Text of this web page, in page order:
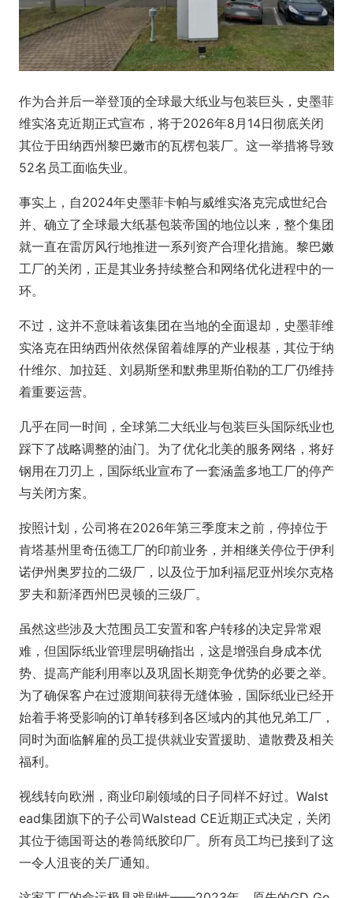
作为合并后一举登顶的全球最大纸业与包装巨头，史墨菲
维实洛克近期正式宣布，将于2026年8月14日彻底关闭
其位于田纳西州黎巴嫩市的瓦楞包装厂。这一举措将导致
52名员工面临失业。
事实上，自2024年史墨菲卡帕与威维实洛克完成世纪合
并、确立了全球最大纸基包装帝国的地位以来，整个集团
就一直在雷厉风行地推进一系列资产合理化措施。黎巴嫩
工厂的关闭，正是其业务持续整合和网络优化进程中的一
环。
不过，这并不意味着该集团在当地的全面退却，史墨菲维
实洛克在田纳西州依然保留着雄厚的产业根基，其位于纳
什维尔、加拉廷、刘易斯堡和默弗里斯伯勒的工厂仍维持
着重要运营。
几乎在同一时间，全球第二大纸业与包装巨头国际纸业也
踩下了战略调整的油门。为了优化北美的服务网络，将好
钢用在刀刃上，国际纸业宣布了一套涵盖多地工厂的停产
与关闭方案。
按照计划，公司将在2026年第三季度末之前，停掉位于
肯塔基州里奇伍德工厂的印前业务，并相继关停位于伊利
诺伊州奥罗拉的二级厂，以及位于加利福尼亚州埃尔克格
罗夫和新泽西州巴灵顿的三级厂。
虽然这些涉及大范围员工安置和客户转移的决定异常艰
难，但国际纸业管理层明确指出，这是增强自身成本优
势、提高产能利用率以及巩固长期竞争优势的必要之举。
为了确保客户在过渡期间获得无缝体验，国际纸业已经开
始着手将受影响的订单转移到各区域内的其他兄弟工厂，
同时为面临解雇的员工提供就业安置援助、遣散费及相关
福利。
视线转向欧洲，商业印刷领域的日子同样不好过。Walst
ead集团旗下的子公司Walstead CE近期正式决定，关闭
其位于德国哥达的卷筒纸胶印厂。所有员工均已接到了这
一令人沮丧的关厂通知。